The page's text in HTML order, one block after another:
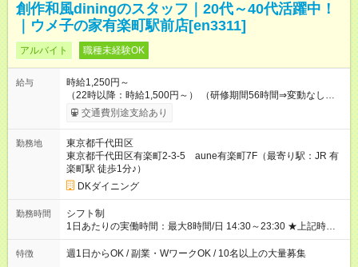
創作和風diningのスタッフ｜20代～40代活躍中！
｜ウメ子の家有楽町駅前店[en3311]
アルバイト 職種未経験OK
給与
時給1,250円～
（22時以降：時給1,500円～） （研修期間56時間⇒変動なし） ■
食事補助あり⇒1食200円 ■友人紹介制度あり⇒1人紹介につき最
大3万円支給！ 【試用期間】試用期間なし
交通費別途支給あり
勤務地
東京都千代田区
東京都千代田区有楽町2-3-5 aune有楽町7F（最寄り駅：JR 有
楽町駅 徒歩1分♪）
DKダイニング
勤務時間
シフト制
1日あたりの実働時間：最大8時間/日 14:30～23:30 ★上記時間
から1日3時間～OK ★週1日～OK◎ ※勤務時間の変動の可能性あ
り ■自由シフト制
特徴 週1日からOK / 副業・WワークOK / 10名以上の大量募集